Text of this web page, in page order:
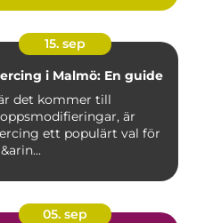
15. sep
i Malmö: En guide
det kommer till
är
ett populärt val för
05. sep